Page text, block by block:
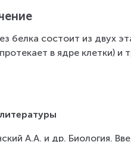
белка со­сто­ит из двух
в ядре клет­ки) и
А.А. и др. Биология.